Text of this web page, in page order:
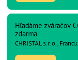
Hľadáme zváračov
zdarma
CHRISTAL s. r. o.,